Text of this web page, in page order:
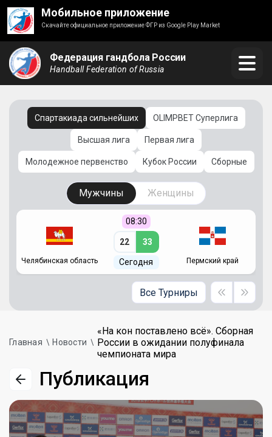
Мобильное приложение
Скачайте официальное приложение ФГР из Google Play Market
Федерация гандбола России
Handball Federation of Russia
Спартакиада сильнейших OLIMPBET Суперлига
Высшая лига Первая лига
Молодежное первенство Кубок России Сборные
Мужчины Женщины
Челябинская область
08:30
22 33
Сегодня Пермский край
Все Турниры
Главная Новости
«На кон поставлено всё». Сборная
России в ожидании полуфинала
чемпионата мира
Публикация